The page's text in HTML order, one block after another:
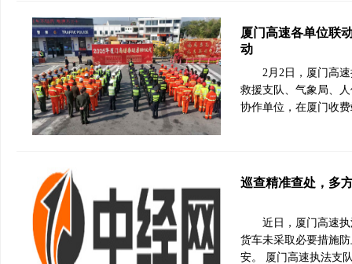
厦门高速各单位联
动
2月2日，厦门高
救援支队、气象局、
协作单位，在厦门收
巡查精准查处，多
近日，厦门高速
货车未采取必要措施
安。 厦门高速执法支